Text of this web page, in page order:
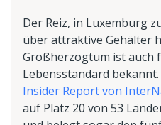
Der Reiz, in Luxemburg
über attraktive Gehälter
Großherzogtum ist auch
Lebensstandard
Insider Report von
auf Platz 20 von 53